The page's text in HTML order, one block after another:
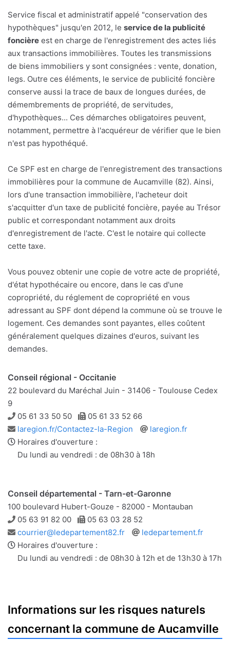
Service fiscal et administratif appelé "conservation des
hypothèques" jusqu'en 2012, le service de la publicité
foncière est en charge de l'enregistrement des actes liés
aux transactions immobilières. Toutes les transmissions
de biens immobiliers y sont consignées : vente, donation,
legs. Outre ces éléments, le service de publicité foncière
conserve aussi la trace de baux de longues durées, de
démembrements de propriété, de servitudes,
d'hypothèques... Ces démarches obligatoires peuvent,
notamment, permettre à l'acquéreur de vérifier que le bien
n'est pas hypothéqué.
Ce SPF est en charge de l'enregistrement des transactions
immobilières pour la commune de Aucamville (82). Ainsi,
lors d'une transaction immobilière, l'acheteur doit
s'acquitter d'un taxe de publicité foncière, payée au Trésor
public et correspondant notamment aux droits
d'enregistrement de l'acte. C'est le notaire qui collecte
cette taxe.
Vous pouvez obtenir une copie de votre acte de propriété,
d'état hypothécaire ou encore, dans le cas d'une
copropriété, du réglement de copropriété en vous
adressant au SPF dont dépend la commune où se trouve le
logement. Ces demandes sont payantes, elles coûtent
généralement quelques dizaines d'euros, suivant les
demandes.
Conseil régional - Occitanie
22 boulevard du Maréchal Juin - 31406 - Toulouse Cedex
9
Téléphone
05 61 33 50 50 Télécopie
05 61 33 52 66
Adresse
e-
mail
laregion.fr/Contactez-la-Region
Site
laregion.fr
Horaires d'ouverture :
Du lundi au vendredi : de 08h30 à 18h
Conseil départemental - Tarn-et-Garonne
100 boulevard Hubert-Gouze - 82000 - Montauban
Téléphone
05 63 91 82 00 Télécopie
05 63 03 28 52
Adresse
e-
mail
courrier@ledepartement82.fr
Site
ledepartement.fr
Horaires d'ouverture :
Du lundi au vendredi : de 08h30 à 12h et de 13h30 à 17h
Informations sur les risques naturels
concernant la commune de Aucamville